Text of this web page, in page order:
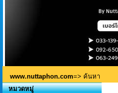
www.nuttaphon.com=> ค้นหา
หมวดหมู่